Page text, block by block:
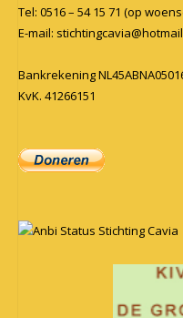
Tel: 0516 – 54 15 71 (op
E-mail:
Bankrekening
KvK. 41266151
Anbi Status Stichting Cavia